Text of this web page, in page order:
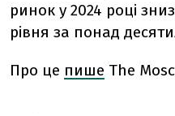
ринок у 2024 році
рівня за понад
Про це пише The